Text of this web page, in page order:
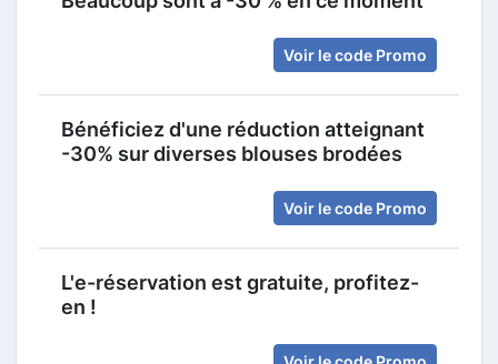
Voir le code Promo
Bénéficiez d'une réduction atteignant
-30% sur diverses blouses brodées
Voir le code Promo
L'e-réservation est gratuite, profitez-
en !